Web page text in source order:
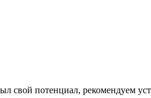
свой потенциал, рекомендуем